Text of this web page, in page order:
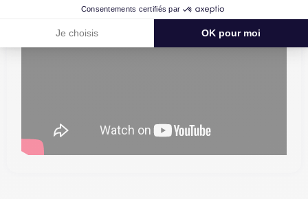
Consentements certifiés par
Je choisis OK pour moi